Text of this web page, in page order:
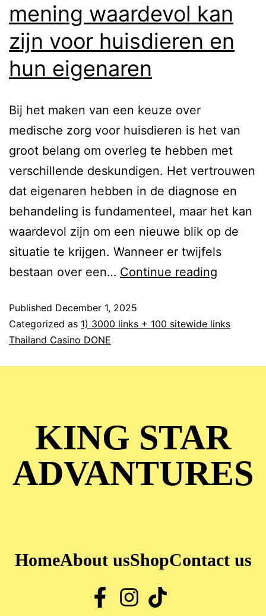
mening waardevol kan
zijn voor huisdieren en
hun eigenaren
Bij het maken van een keuze over
medische zorg voor huisdieren is het van
groot belang om overleg te hebben met
verschillende deskundigen. Het vertrouwen
dat eigenaren hebben in de diagnose en
behandeling is fundamenteel, maar het kan
waardevol zijn om een nieuwe blik op de
situatie te krijgen. Wanneer er twijfels
bestaan over een… Continue reading
Published December 1, 2025
Categorized as 1) 3000 links + 100 sitewide links
Thailand Casino DONE
KING STAR
ADVANTURES
HomeAbout usShopContact us